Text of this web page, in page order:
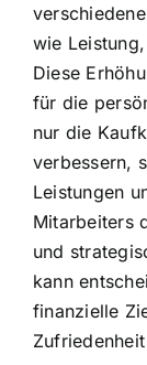
wie
Diese
für die
nur die
verbessern,
Leistungen
Mitarbeiters
und
kann
finanzielle